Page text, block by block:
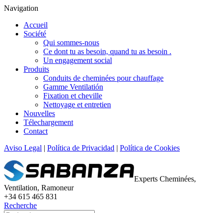
Navigation
Accueil
Société
Qui sommes-nous
Ce dont tu as besoin, quand tu as besoin .
Un engagement social
Produits
Conduits de cheminées pour chauffage
Gamme Ventilatión
Fixation et cheville
Nettoyage et entretien
Nouvelles
Télechargement
Contact
Aviso Legal | Política de Privacidad | Política de Cookies
Experts Cheminées,
Ventilation, Ramoneur
+34 615 465 831
Recherche